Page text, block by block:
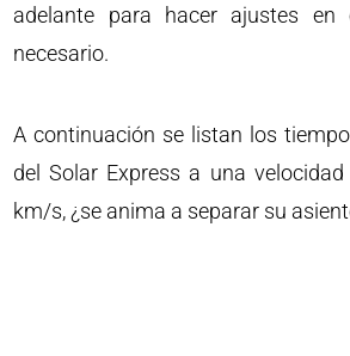
adelante para hacer ajustes
necesario.
A continuación se listan los
del Solar Express a una
km/s, ¿se anima a separar su